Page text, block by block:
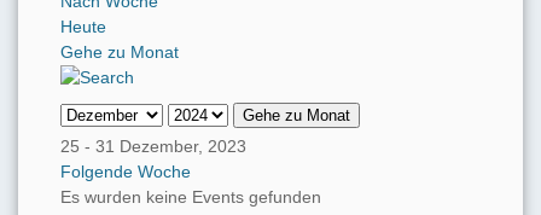
Heute
Gehe zu Monat
Gehe zu Monat
25 - 31 Dezember, 2023
Folgende Woche
Es wurden keine Events gefunden